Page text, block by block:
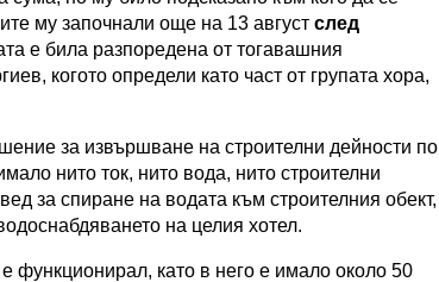
му започнали още на 13 август след
е била разпоредена от тогавашния
когото определи като част от групата хора,
за извършване на строителни дейности по
нито ток, нито вода, нито строителни
за спиране на водата към строителния обект,
на целия хотел.
функционирал, като в него е имало около 50